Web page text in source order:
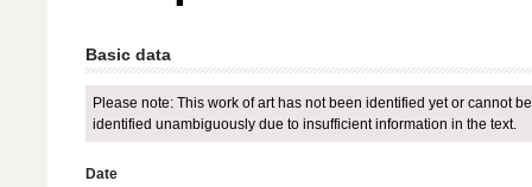
Basic data
Please note: This work of art has not been identified yet or cannot be
identified unambiguously due to insufficient information in the text.
Date